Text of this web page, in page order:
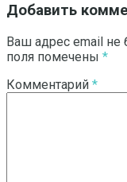
Добавить
Ваш адрес email не
поля помечены *
Комментарий *